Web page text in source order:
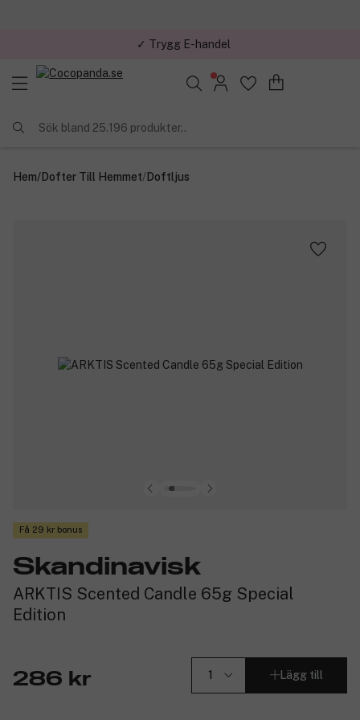
✓ Trygg E-handel
Sök bland 25.196 produkter..
Hem/Dofter Till Hemmet/Doftljus
Få 29 kr bonus
Skandinavisk
ARKTIS Scented Candle 65g Special
Edition
286 kr Lägg till